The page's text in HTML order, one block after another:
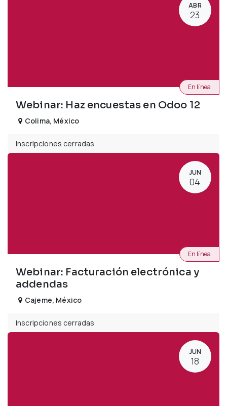
ABR
23
Webinar: Haz encuestas en Odoo 12
En línea
Colima, México
Inscripciones cerradas
JUN
04
Webinar: Facturación electrónica y
addendas
En línea
Cajeme, México
Inscripciones cerradas
JUN
18